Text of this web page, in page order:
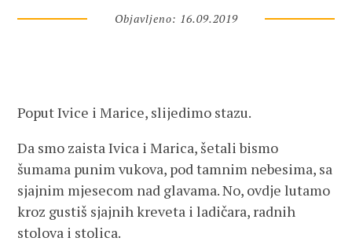
Objavljeno: 16.09.2019
Poput Ivice i Marice, slijedimo stazu.
Da smo zaista Ivica i Marica, šetali bismo
šumama punim vukova, pod tamnim nebesima, sa
sjajnim mjesecom nad glavama. No, ovdje lutamo
kroz gustiš sjajnih kreveta i ladičara, radnih
stolova i stolica.